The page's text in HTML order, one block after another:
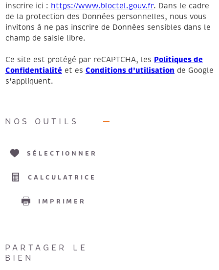
inscrire ici : https://www.bloctel.gouv.fr. Dans le cadre
de la protection des Données personnelles, nous vous
invitons à ne pas inscrire de Données sensibles dans le
champ de saisie libre.
Ce site est protégé par reCAPTCHA, les Politiques de
Confidentialité et es Conditions d'utilisation de Google
s'appliquent.
NOS OUTILS
SÉLECTIONNER
CALCULATRICE
IMPRIMER
PARTAGER LE
BIEN